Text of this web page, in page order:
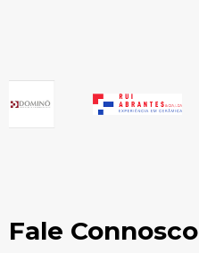
Fale Connosco